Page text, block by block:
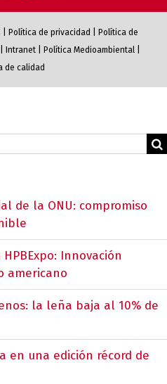
Política de privacidad
Política de
Intranet| Política Medioambiental|
de calidad
de la ONU: compromiso
Innovación
americano
la leña baja al 10% de
en una edición récord de